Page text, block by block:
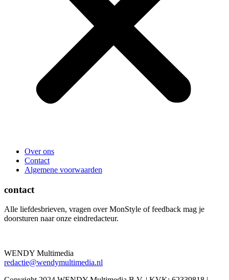
Over ons
Contact
Algemene voorwaarden
contact
Alle liefdesbrieven, vragen over MonStyle of feedback mag je
doorsturen naar onze eindredacteur.
WENDY Multimedia
redactie@wendymultimedia.nl